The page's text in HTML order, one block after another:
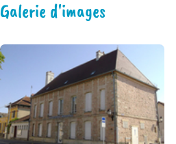
Galerie d'images